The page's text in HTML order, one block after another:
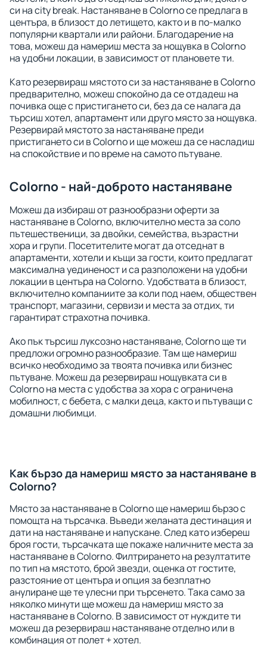
си на city break. Настаняване в Colorno се предлага в
центъра, в близост до летището, както и в по-малко
популярни квартали или райони. Благодарение на
това, можеш да намериш места за нощувка в Colorno
на удобни локации, в зависимост от плановете ти.
Като резервираш мястото си за настаняване в Colorno
предварително, можеш спокойно да се отдадеш на
почивка още с пристигането си, без да се налага да
търсиш хотел, апартамент или друго място за нощувка.
Резервирай мястото за настаняване преди
пристигането си в Colorno и ще можеш да се насладиш
на спокойствие и по време на самото пътуване.
Colorno - най-доброто настаняване
Можеш да избираш от разнообразни оферти за
настаняване в Colorno, включително места за соло
пътешественици, за двойки, семейства, възрастни
хора и групи. Посетителите могат да отседнат в
апартаменти, хотели и къщи за гости, които предлагат
максимална уединеност и са разположени на удобни
локации в центъра на Colorno. Удобствата в близост,
включително компаниите за коли под наем, обществен
транспорт, магазини, сервизи и места за отдих, ти
гарантират страхотна почивка.
Ако пък търсиш луксозно настаняване, Colorno ще ти
предложи огромно разнообразие. Там ще намериш
всичко необходимо за твоята почивка или бизнес
пътуване. Можеш да резервираш нощувката си в
Colorno на места с удобства за хора с ограничена
мобилност, с бебета, с малки деца, както и пътуващи с
домашни любимци.
Как бързо да намериш място за настаняване в
Colorno?
Място за настаняване в Colorno ще намериш бързо с
помощта на търсачка. Въведи желаната дестинация и
дати на настаняване и напускане. След като избереш
броя гости, търсачката ще покаже наличните места за
настаняване в Colorno. Филтрирането на резултатите
по тип на мястото, брой звезди, оценка от гостите,
разстояние от центъра и опция за безплатно
анулиране ще те улесни при търсенето. Така само за
няколко минути ще можеш да намериш място за
настаняване в Colorno. В зависимост от нуждите ти
можеш да резервираш настаняване отделно или в
комбинация от полет + хотел.